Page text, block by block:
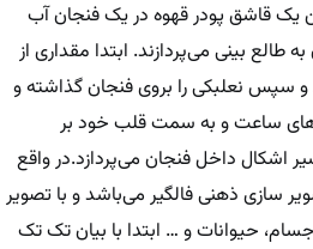
یک قاشق پودر قهوه در یک فنجان آب
بینی می‌پردازند. ابتدا مقداری از
سپس نعلبکی را بروی فنجان گذاشته و
ساعت و به سمت قلب خود بر
اشکال داخل فنجان می‌پردازد.در واقع
سازی ذهنی فالگیر می‌باشد و با تصویر
حیوانات و … ابتدا با بیان تک تک